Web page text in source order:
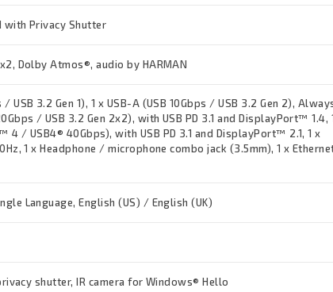
with Privacy Shutter
Dolby Atmos®, audio by HARMAN
/ USB 3.2 Gen 1), 1 x USB-A (USB 10Gbps / USB 3.2 Gen 2),
/ USB 3.2 Gen 2x2), with USB PD 3.1 and DisplayPort™ 1.4,
4 / USB4® 40Gbps), with USB PD 3.1 and DisplayPort™ 2.1, 1 x
1 x Headphone / microphone combo jack (3.5mm), 1 x
Language, English (US) / English (UK)
shutter, IR camera for Windows® Hello